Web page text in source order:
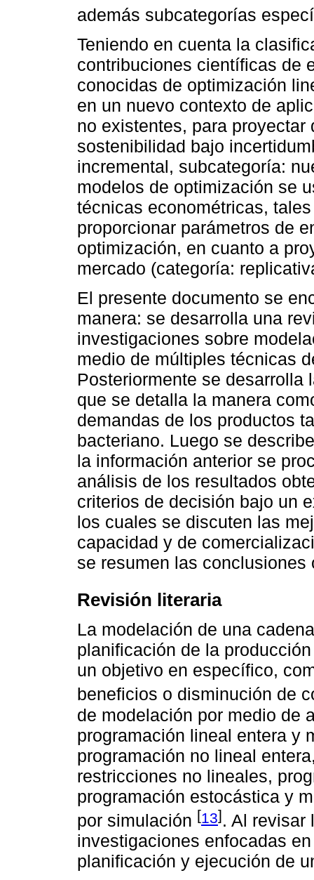
además subcategorías
Teniendo en cuenta la
contribuciones científicas de
conocidas de optimización
en un nuevo contexto de
no existentes, para
sostenibilidad bajo
incremental, subcategoría:
modelos de optimización se
técnicas econométricas,
proporcionar parámetros de
optimización, en cuanto a
mercado (categoría:
El presente documento se
manera: se desarrolla una
investigaciones sobre
medio de múltiples técnicas
Posteriormente se desarrolla
que se detalla la manera
demandas de los productos
bacteriano. Luego se
la información anterior se
análisis de los resultados
criterios de decisión bajo un
los cuales se discuten las
capacidad y de
se resumen las
Revisión literaria
La modelación de una
planificación de la
un objetivo en específico,
beneficios o disminución de
de modelación por medio de
programación lineal entera y
programación no lineal
restricciones no lineales,
programación estocástica y
por simulación [13]. Al revisar
investigaciones enfocadas
planificación y ejecución de